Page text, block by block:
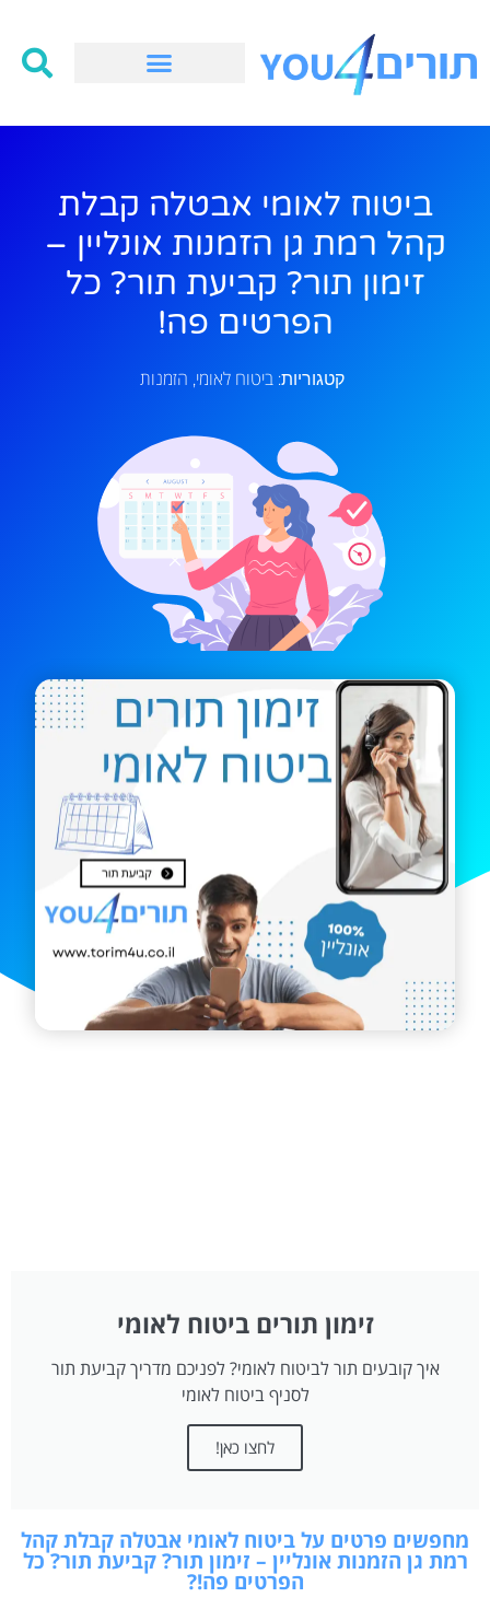
ביטוח לאומי אבטלה קבלת
קהל רמת גן הזמנות אונליין –
זימון תור? קביעת תור? כל
הפרטים פה!
קטגוריות: ביטוח לאומי, הזמנות
זימון תורים ביטוח לאומי
איך קובעים תור לביטוח לאומי? לפניכם מדריך קביעת תור
לסניף ביטוח לאומי
לחצו כאן!
מחפשים פרטים על ביטוח לאומי אבטלה קבלת קהל
רמת גן הזמנות אונליין – זימון תור? קביעת תור? כל
הפרטים פה!?